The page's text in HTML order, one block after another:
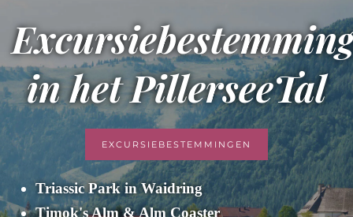
in het PillerseeTal
EXCURSIEBESTEMMINGEN
Triassic Park in Waidring
Timok's Alm & Alm Coaster